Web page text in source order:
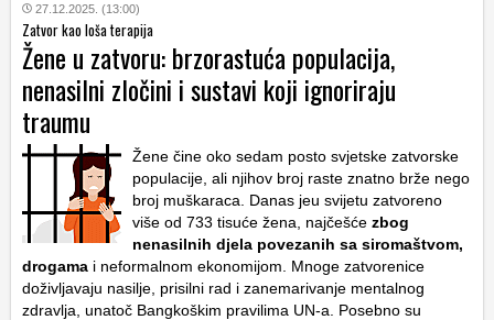
27.12.2025. (13:00)
Zatvor kao loša terapija
Žene u zatvoru: brzorastuća populacija,
nenasilni zločini i sustavi koji ignoriraju
traumu
Žene čine oko sedam posto svjetske zatvorske
populacije, ali njihov broj raste znatno brže nego
broj muškaraca. Danas jeu svijetu zatvoreno
više od 733 tisuće žena, najčešće zbog
nenasilnih djela povezanih sa siromaštvom,
drogama i neformalnom ekonomijom. Mnoge zatvorenice
doživljavaju nasilje, prisilni rad i zanemarivanje mentalnog
zdravlja, unatoč Bangkoškim pravilima UN-a. Posebno su